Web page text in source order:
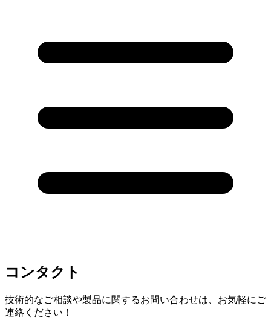
コンタクト
技術的なご相談や製品に関するお問い合わせは、お気軽にご
連絡ください！